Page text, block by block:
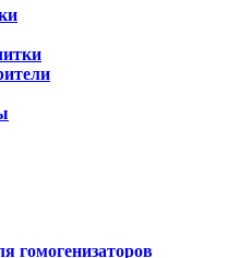
гомогенизаторов